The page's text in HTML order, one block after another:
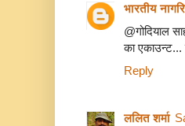
भारतीय
@गोदियाल
का एकाउन्ट...
Reply
ललित शर्मा